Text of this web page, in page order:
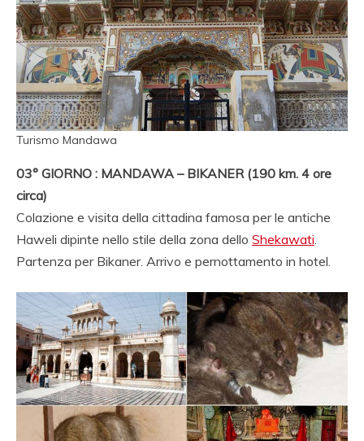
Turismo Mandawa
03° GIORNO : MANDAWA – BIKANER (190 km. 4 ore
circa)
Colazione e visita della cittadina famosa per le antiche
Haweli dipinte nello stile della zona dello Shekawati
Partenza per Bikaner. Arrivo e pernottamento in hotel.